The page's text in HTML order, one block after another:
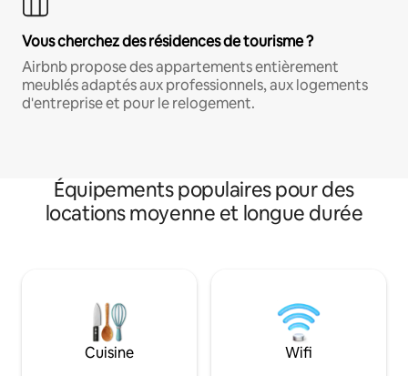
Vous cherchez des résidences de tourisme ?
Airbnb propose des appartements entièrement
meublés adaptés aux professionnels, aux logements
d'entreprise et pour le relogement.
Équipements populaires pour des
locations moyenne et longue durée
Cuisine Wifi